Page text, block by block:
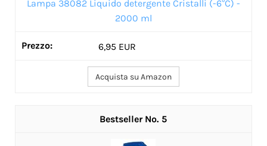
Lampa 38082 Liquido detergente Cristalli (-6°C) -
2000 ml
6,95 EUR
Acquista su Amazon
5